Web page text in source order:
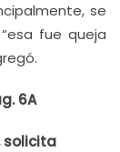
se
fue queja
6A
solicita